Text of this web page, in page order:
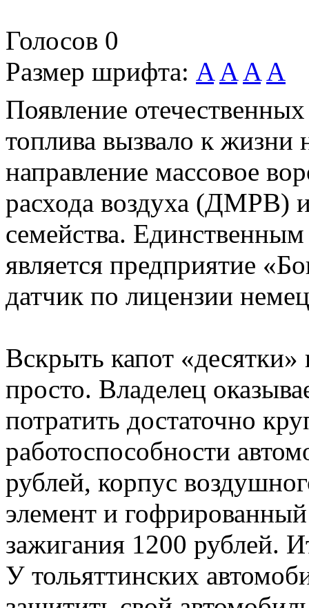
Голосов 0
Размер шрифта: A A A A
Появление
топлива вызвало к жизни
направление массовое
расхода воздуха (ДМРВ)
семейства.
является предприятие
датчик по лицензии
Вскрыть капот
просто. Владелец
потратить достаточно
работоспособности
рублей, корпус
элемент и
зажигания 1200 рублей.
У тольяттинских